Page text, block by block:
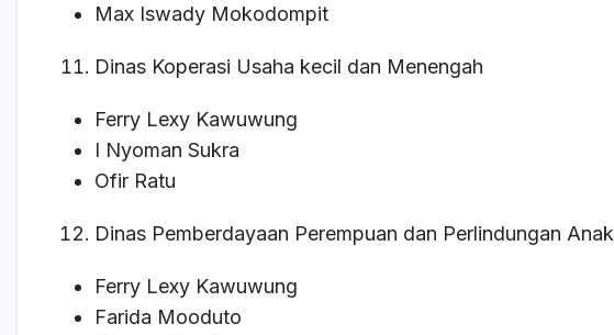
Max Iswady Mokodompit
Dinas Koperasi Usaha kecil dan Menengah
Ferry Lexy Kawuwung
I Nyoman Sukra
Ofir Ratu
Dinas Pemberdayaan Perempuan dan Perlindungan Anak
Ferry Lexy Kawuwung
Farida Mooduto